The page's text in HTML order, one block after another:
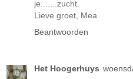
je.......zucht.
Lieve groet, Mea
Beantwoorden
Het Hoogerhuys